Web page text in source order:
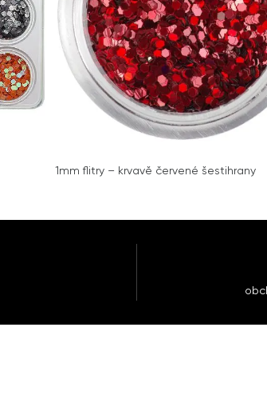
1mm flitry – krvavě červené šestihrany